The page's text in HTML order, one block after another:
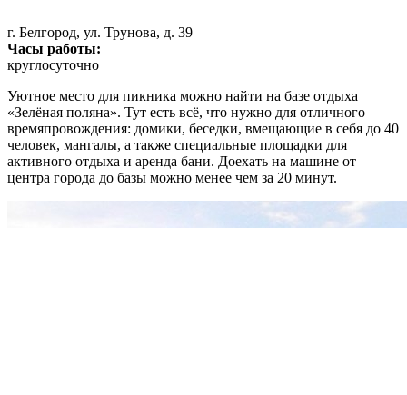
г. Белгород, ул. Трунова, д. 39
Часы работы:
круглосуточно
Уютное место для пикника можно найти на базе отдыха
«Зелёная поляна». Тут есть всё, что нужно для отличного
времяпровождения: домики, беседки, вмещающие в себя до 40
человек, мангалы, а также специальные площадки для
активного отдыха и аренда бани. Доехать на машине от
центра города до базы можно менее чем за 20 минут.